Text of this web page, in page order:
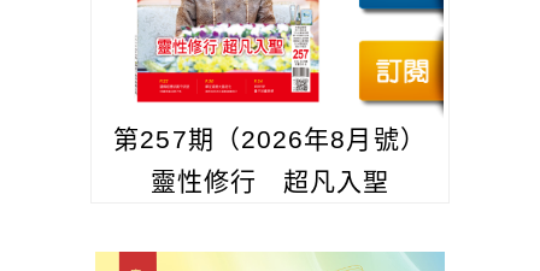
第257期（2026年8月號）
靈性修行 超凡入聖